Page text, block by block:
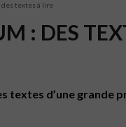
des textes à lire
: DES
textes d’une